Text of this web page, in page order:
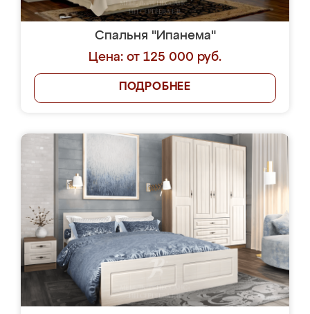
Спальня "Ипанема"
Цена: от 125 000 руб.
ПОДРОБНЕЕ